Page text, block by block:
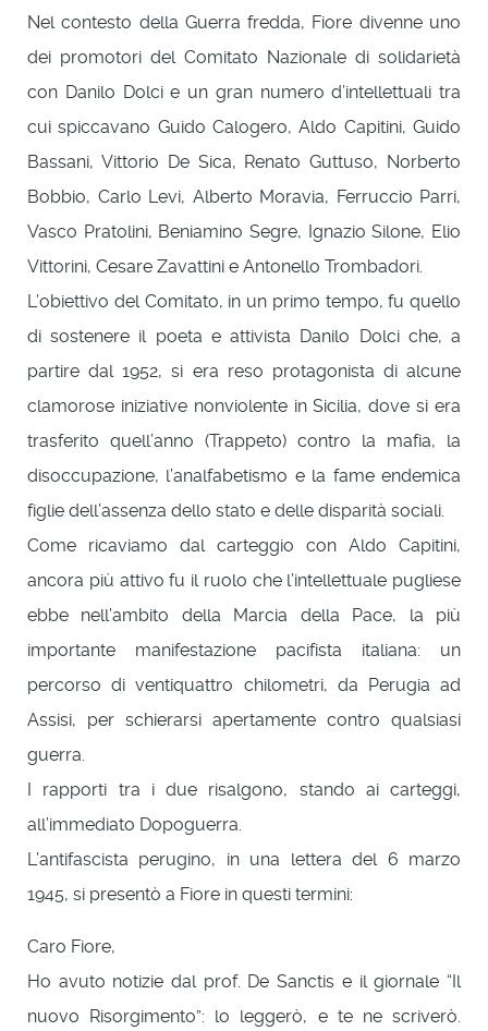
Nel contesto della Guerra fredda, Fiore divenne uno
dei promotori del Comitato Nazionale di solidarietà
con Danilo Dolci e un gran numero d’intellettuali tra
cui spiccavano Guido Calogero, Aldo Capitini, Guido
Bassani, Vittorio De Sica, Renato Guttuso, Norberto
Bobbio, Carlo Levi, Alberto Moravia, Ferruccio Parri,
Vasco Pratolini, Beniamino Segre, Ignazio Silone, Elio
Vittorini, Cesare Zavattini e Antonello Trombadori.
L’obiettivo del Comitato, in un primo tempo, fu quello
di sostenere il poeta e attivista Danilo Dolci che, a
partire dal 1952, si era reso protagonista di alcune
clamorose iniziative nonviolente in Sicilia, dove si era
trasferito quell’anno (Trappeto) contro la mafia, la
disoccupazione, l’analfabetismo e la fame endemica
figlie dell’assenza dello stato e delle disparità sociali.
Come ricaviamo dal carteggio con Aldo Capitini,
ancora più attivo fu il ruolo che l’intellettuale pugliese
ebbe nell’ambito della Marcia della Pace, la più
importante manifestazione pacifista italiana: un
percorso di ventiquattro chilometri, da Perugia ad
Assisi, per schierarsi apertamente contro qualsiasi
guerra.
I rapporti tra i due risalgono, stando ai carteggi,
all’immediato Dopoguerra.
L’antifascista perugino, in una lettera del 6 marzo
1945, si presentò a Fiore in questi termini:
Caro Fiore,
Ho avuto notizie dal prof. De Sanctis e il giornale “Il
nuovo Risorgimento”: lo leggerò, e te ne scriverò.